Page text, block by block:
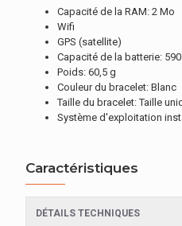
Capacité de la RAM: 2 Mo
Wifi
GPS (satellite)
Capacité de la batterie:
Poids: 60,5 g
Couleur du bracelet: Blanc
Taille du bracelet: Taille
Système d'exploitation
Caractéristiques
DÉTAILS TECHNIQUES